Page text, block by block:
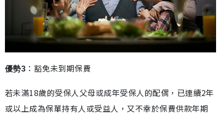
優勢3 ：豁免未到期保費
若未滿18歲的受保人父母或成年受保人的配偶，已連續2年
或以上成為保單持有人或受益人，又不幸於保費供款年期